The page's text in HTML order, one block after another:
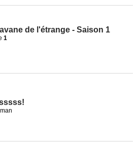
de l'étrange - Saison 1
1